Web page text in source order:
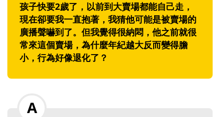
孩子快要2歲了，以前到大賣場都能自己走，
現在卻要我一直抱著，我猜他可能是被賣場的
廣播聲嚇到了。但我覺得很納悶，他之前就很
常來這個賣場，為什麼年紀越大反而變得膽
小，行為好像退化了？